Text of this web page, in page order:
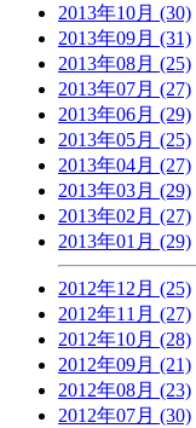
2013年10月 (30)
2013年09月 (31)
2013年08月 (25)
2013年07月 (27)
2013年06月 (29)
2013年05月 (25)
2013年04月 (27)
2013年03月 (29)
2013年02月 (27)
2013年01月 (29)
2012年12月 (25)
2012年11月 (27)
2012年10月 (28)
2012年09月 (21)
2012年08月 (23)
2012年07月 (30)